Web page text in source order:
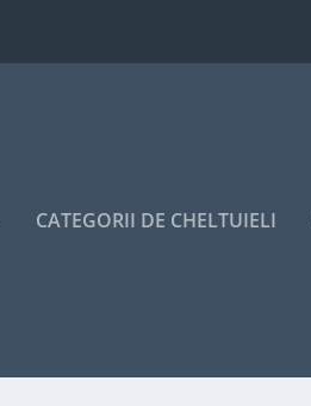
CATEGORII DE CHELTUIELI